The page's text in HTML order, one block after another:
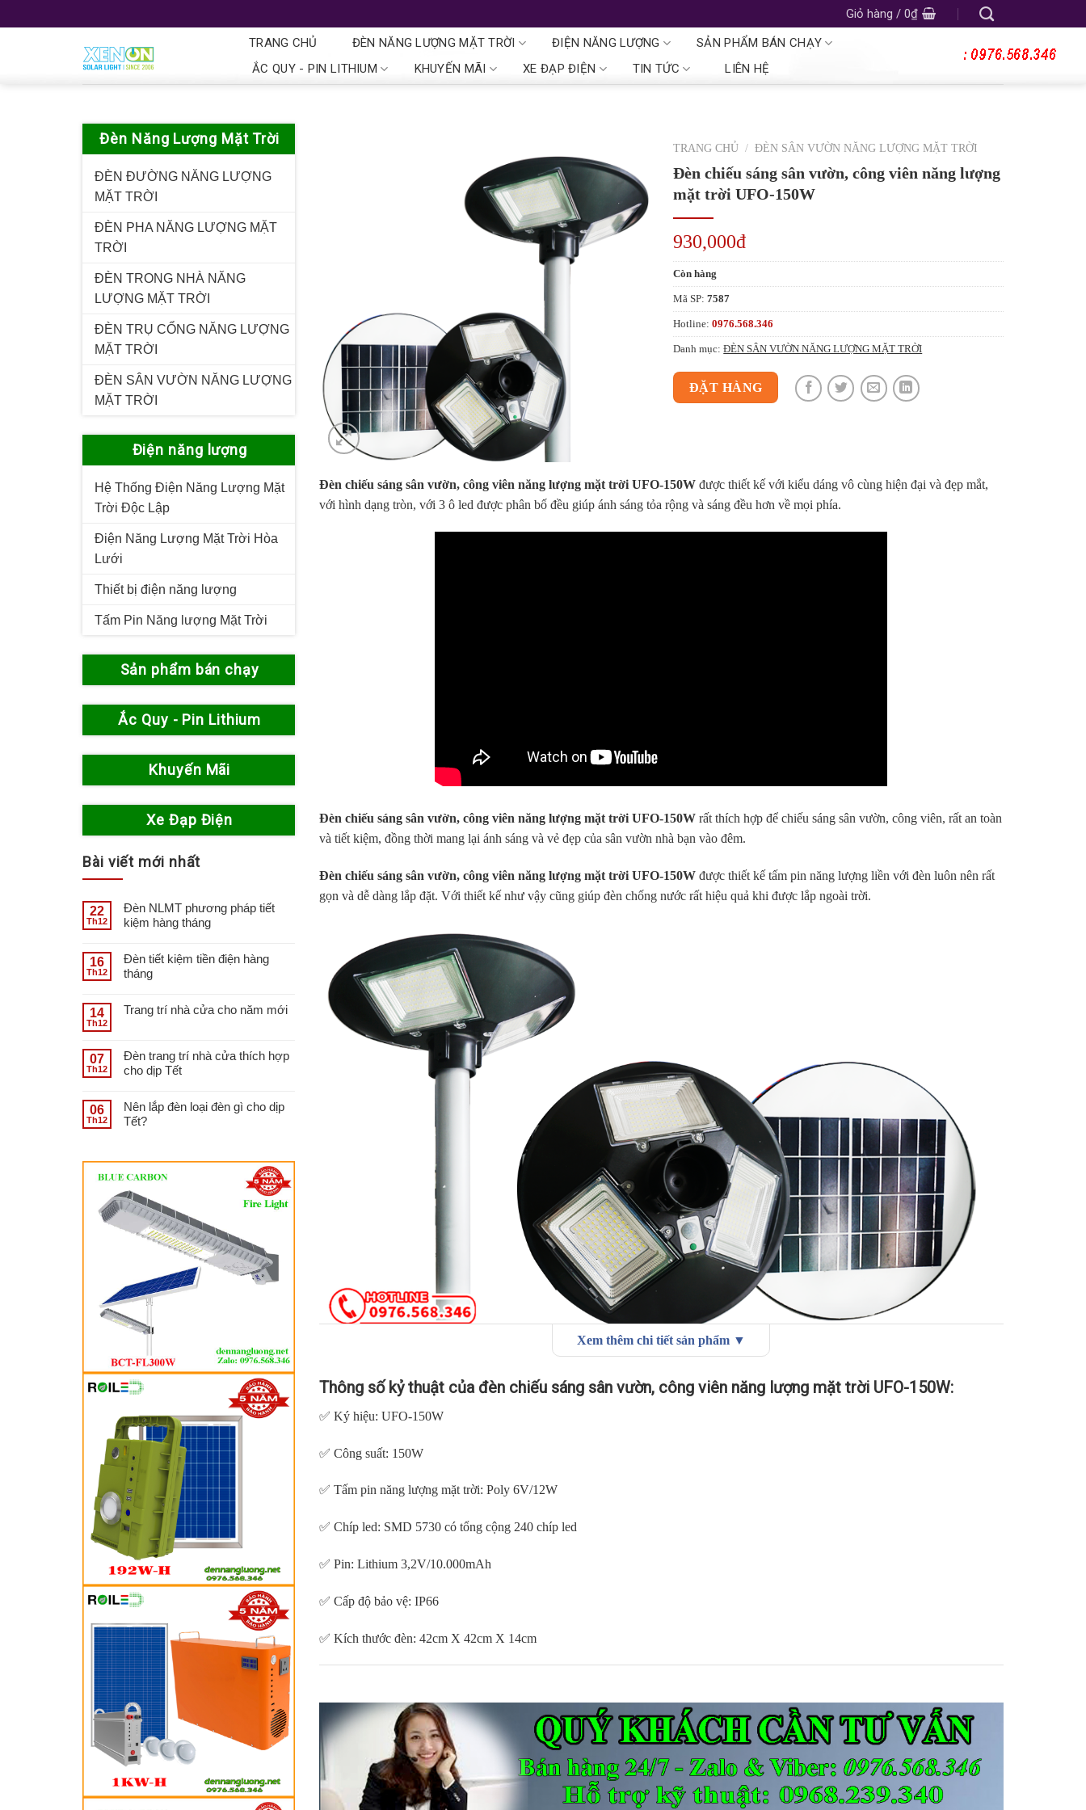
Giỏ hàng / 0₫
TRANG CHỦ
ĐÈN NĂNG LƯỢNG MẶT TRỜI ĐIỆN NĂNG LƯỢNG
SẢN PHẨM BÁN CHẠY
ẮC QUY - PIN LITHIUM
KHUYẾN MÃI XE ĐẠP ĐIỆN TIN TỨC LIÊN HỆ
Đèn Năng Lượng Mặt Trời
ĐÈN ĐƯỜNG NĂNG LƯỢNG
MẶT TRỜI
ĐÈN PHA NĂNG LƯỢNG MẶT
TRỜI
ĐÈN TRONG NHÀ NĂNG
LƯỢNG MẶT TRỜI
ĐÈN TRỤ CỔNG NĂNG LƯỢNG
MẶT TRỜI
ĐÈN SÂN VƯỜN NĂNG LƯỢNG
MẶT TRỜI
Điện năng lượng
Hệ Thống Điện Năng Lượng Mặt
Trời Độc Lập
Điện Năng Lượng Mặt Trời Hòa
Lưới
Thiết bị điện năng lượng
Tấm Pin Năng lượng Mặt Trời
Sản phẩm bán chạy
Ắc Quy - Pin Lithium
Khuyến Mãi
Xe Đạp Điện
Bài viết mới nhất
22
Th12
Đèn NLMT phương pháp tiết
kiệm hàng tháng
16
Th12
Đèn tiết kiệm tiền điện hàng
tháng
14
Th12
Trang trí nhà cửa cho năm mới
07
Th12
Đèn trang trí nhà cửa thích hợp
cho dịp Tết
06
Th12
Nên lắp đèn loại đèn gì cho dịp
Tết?
TRANG CHỦ / ĐÈN SÂN VƯỜN NĂNG LƯỢNG MẶT TRỜI
Đèn chiếu sáng sân vườn, công viên năng lượng
mặt trời UFO-150W
930,000đ
Còn hàng
Mã SP:7587
Hotline:0976.568.346
Danh mục:ĐÈN SÂN VƯỜN NĂNG LƯỢNG MẶT TRỜI
ĐẶT HÀNG
Đèn chiếu sáng sân vườn, công viên năng lượng mặt trời UFO-150Wđược thiết kế với kiểu dáng vô cùng hiện đại và đẹp mắt,
với hình dạng tròn, với 3 ô led được phân bố đều giúp ánh sáng tỏa rộng và sáng đều hơn về mọi phía.
Đèn chiếu sáng sân vườn, công viên năng lượng mặt trời UFO-150Wrất thích hợp để chiếu sáng sân vườn, công viên, rất an toàn
và tiết kiệm, đồng thời mang lại ánh sáng và vẻ đẹp của sân vườn nhà bạn vào đêm.
Đèn chiếu sáng sân vườn, công viên năng lượng mặt trời UFO-150Wđược thiết kế tấm pin năng lượng liền với đèn luôn nên rất
gọn và dễ dàng lắp đặt. Với thiết kế như vậy cũng giúp đèn chống nước rất hiệu quả khi được lắp ngoài trời.
1. Thông số kỷ thuật của đèn chiếu sáng sân vườn, công viên năng lượng mặt trời UFO-150W:
✅ Ký hiệu: UFO-150W
✅ Công suất: 150W
✅ Tấm pin năng lượng mặt trời: Poly 6V/12W
✅ Chíp led: SMD 5730 có tổng cộng 240 chíp led
✅ Pin: Lithium 3,2V/10.000mAh
✅ Cấp độ bảo vệ: IP66
✅ Kích thước đèn: 42cm X 42cm X 14cm
Xem thêm chi tiết sản phẩm ▼
Thông số kỷ thuật của đèn chiếu sáng sân vườn, công viên năng lượng mặt trời UFO-150W:
✅ Ký hiệu: UFO-150W
✅ Công suất: 150W
✅ Tấm pin năng lượng mặt trời: Poly 6V/12W
✅ Chíp led: SMD 5730 có tổng cộng 240 chíp led
✅ Pin: Lithium 3,2V/10.000mAh
✅ Cấp độ bảo vệ: IP66
✅ Kích thước đèn: 42cm X 42cm X 14cm